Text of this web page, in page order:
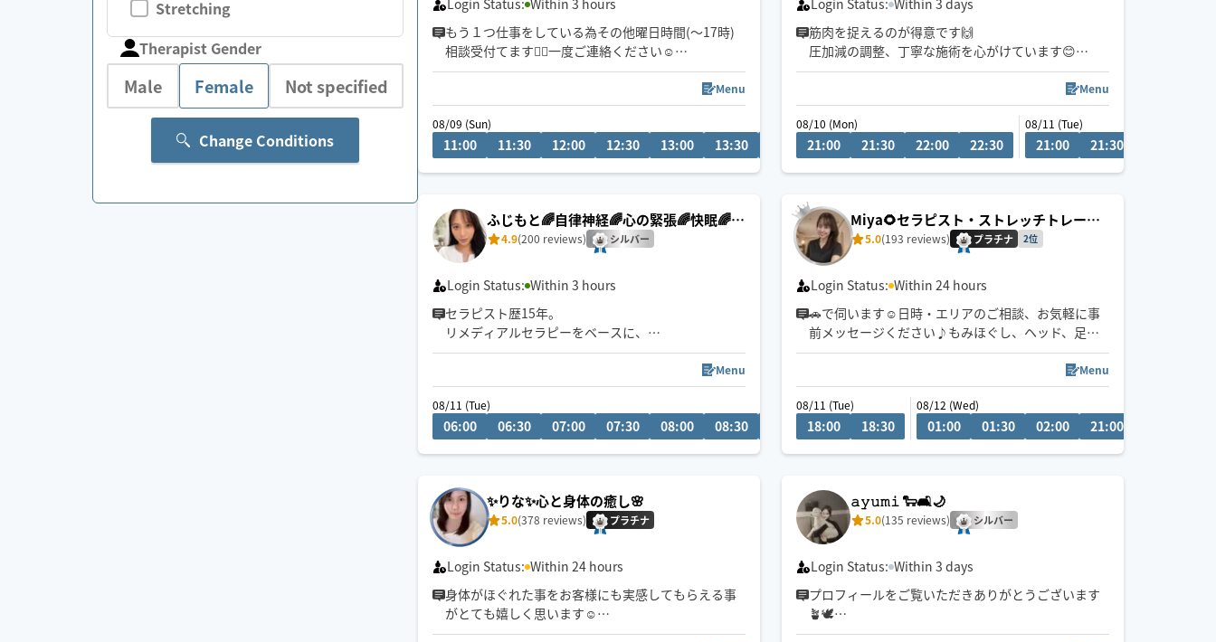
Stretching
Therapist Gender
Male Female Not specified
Change Conditions
ての方も、安心してお任せください。
Login Status: Within 3 hours
もう１つ仕事をしている為その他曜日時間(〜17時)
相談受付てます💁‍♀️一度ご連絡ください☺️
○ツライ首・肩こり
○脚の疲れむくみ
○猫背・反り腰
を持参致します
お忙しい方のスキマ時間に🌈
ホッコリするご褒美タイムを
身も心もほぐせるよう心がけています🤍
Menu
08/09 (Sun)
11:00 11:30 12:00 12:30 13:00 13:30
Login Status: Within 3 days
筋肉を捉えるのが得意です🙌
圧加減の調整、丁寧な施術を心がけています😊
鍼灸師なので、解剖学的、医学的根拠に基づいて施
＊不慣れな分至らない点があるかもれませんが宜し
くお願いします
＊直前のご予約はお受け出来かねます。余裕を持っ
る場合がございます。
＊予約枠が空いてない場合はチャットにてご相談下
さい
Menu
08/10 (Mon)
21:00 21:30 22:00 22:30
08/11 (Tue)
21:00 21:30
ふじもと🌈自律神経🌈心の緊張🌈快眠🌈疲
労回復
4.9(200 reviews) シルバー
Login Status: Within 3 hours
セラピスト歴15年。
リメディアルセラピーをベースに、
身体の深部からゆるめながら
やさしくしっかり効く💪
ただ疲れを取るだけじゃなく、
「力を抜く感覚」を思い出す時間を。
なぜかうまく力が入らない方へ。
本来のパフォーマンスに戻るお手伝いをしていま
す。
🌟身体を見極めた施術を心掛け、
同業セラピストからもご指名頂いてます。
Menu
08/11 (Tue)
06:00 06:30 07:00 07:30 08:00 08:30 09:30 10:00 10:30 11:00 11:30
Miya🌻セラピスト・ストレッチトレーナ
ー☺️✨
5.0(193 reviews) プラチナ 2位
Login Status: Within 24 hours
🚗で伺います☺️日時・エリアのご相談、お気軽に事
前メッセージください♪もみほぐし、ヘッド、足ツ
ボ・ハンドオイルなどお客様のご要望に合わせてオ
ストレッチトレーナーとしての経験を活かし、もみ
ほぐしでは届かない深層筋までアプローチすること
が出来ますので終わった後は全身スッキリ💐身も心
Menu
08/11 (Tue)
18:00 18:30
08/12 (Wed)
01:00 01:30 02:00 21:00
✨りな✨心と身体の癒し️🌸
5.0(378 reviews) プラチナ
Login Status: Within 24 hours
身体がほぐれた事をお客様にも実感してもらえる事
がとても嬉しく思います☺️
凝っている所を詳しく教えてくださりありがとうご
𝚊𝚢𝚞𝚖𝚒 🐑🛋️🌙
5.0(135 reviews) シルバー
Login Status: Within 3 days
プロフィールをご覧いただきありがとうございます
🪴🕊️